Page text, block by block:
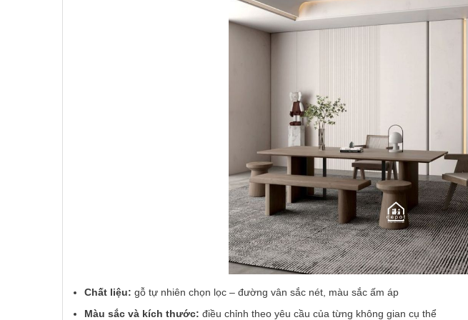
Chất liệu: gỗ tự nhiên chọn lọc – đường vân sắc nét, màu sắc ấm áp
Màu sắc và kích thước: điều chỉnh theo yêu cầu của từng không gian cụ thể